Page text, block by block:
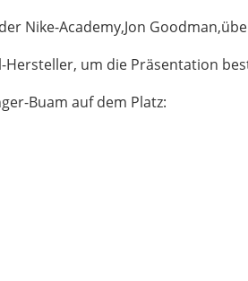
Nike-Academy,Jon
um die Präsentation
Buam auf dem Platz: